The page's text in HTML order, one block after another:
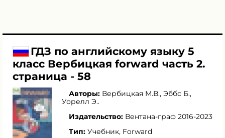
ГДЗ по английскому языку 5
класс Вербицкая forward часть 2.
страница - 58
Авторы: Вербицкая М.В., Эббс Б.,
Уорелл Э..
Издательство: Вентана-граф 2016-2023
Тип: Учебник, Forward